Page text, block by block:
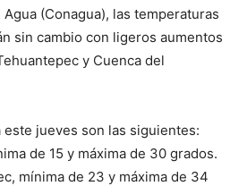
(Conagua), las temperaturas
sin cambio con ligeros aumentos
y Cuenca del
este jueves son las siguientes:
de 15 y máxima de 30 grados.
mínima de 23 y máxima de 34